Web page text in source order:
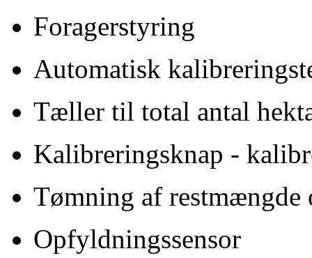
Foragerstyring
Automatisk
Tæller til total antal
Kalibreringsknap -
Tømning af
Opfyldningssensor